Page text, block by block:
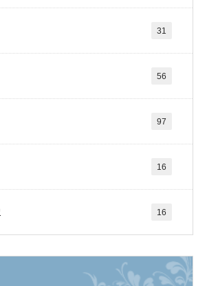
31
56
97
16
16